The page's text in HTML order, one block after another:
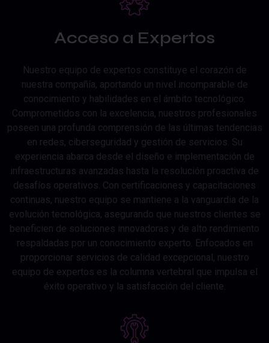
Acceso a Expertos
Nuestro equipo de expertos constituye el corazón de
nuestra compañía, aportando un nivel incomparable de
conocimiento y habilidades en el ámbito tecnológico.
Comprometidos con la excelencia, nuestros profesionales
poseen una profunda comprensión de las últimas tendencias
en redes, ciberseguridad y gestión de servicios. Su
experiencia abarca desde el diseño e implementación de
infraestructuras avanzadas hasta la resolución proactiva de
desafíos operativos. Con certificaciones y capacitaciones
continuas, nuestro equipo se mantiene a la vanguardia de la
evolución tecnológica, asegurando que nuestros clientes se
beneficien de soluciones innovadoras y de alto rendimiento
respaldadas por un conocimiento experto. Enfocados en
proporcionar servicios de calidad excepcional, nuestro
equipo de expertos es la columna vertebral que impulsa el
éxito operativo y la satisfacción del cliente.